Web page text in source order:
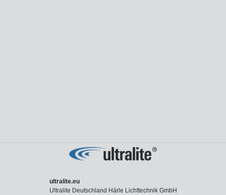
ultralite.eu
Ultralite Deutschland Härle Lichttechnik GmbH